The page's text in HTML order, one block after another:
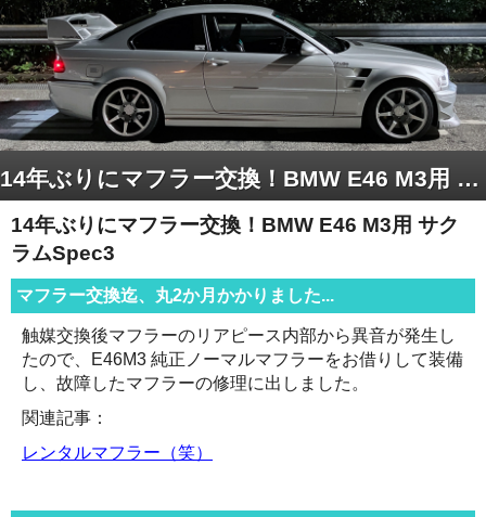
14年ぶりにマフラー交換！BMW E46 M3用 サクラムSpec3
14年ぶりにマフラー交換！BMW E46 M3用 サク
ラムSpec3
マフラー交換迄、丸2か月かかりました...
触媒交換後マフラーのリアピース内部から異音が発生し
たので、E46M3 純正ノーマルマフラーをお借りして装備
し、故障したマフラーの修理に出しました。
関連記事：
レンタルマフラー（笑）